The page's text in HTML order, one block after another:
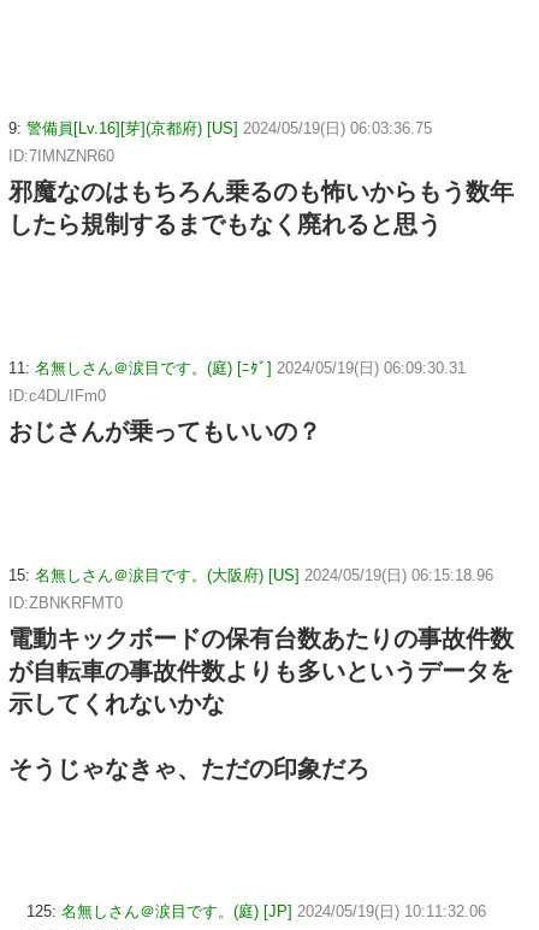
9: 警備員[Lv.16][芽](京都府) [US] 2024/05/19(日) 06:03:36.75
ID:7IMNZNR60
邪魔なのはもちろん乗るのも怖いからもう数年
したら規制するまでもなく廃れると思う
11: 名無しさん＠涙目です。(庭) [ﾆﾀﾞ] 2024/05/19(日) 06:09:30.31
ID:c4DL/IFm0
おじさんが乗ってもいいの？
15: 名無しさん＠涙目です。(大阪府) [US] 2024/05/19(日) 06:15:18.96
ID:ZBNKRFMT0
電動キックボードの保有台数あたりの事故件数
が自転車の事故件数よりも多いというデータを
示してくれないかな
そうじゃなきゃ、ただの印象だろ
125: 名無しさん＠涙目です。(庭) [JP] 2024/05/19(日) 10:11:32.06